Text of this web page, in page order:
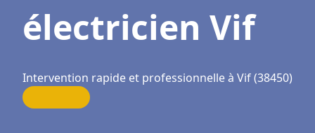
électricien Vif
Intervention rapide et professionnelle à Vif (38450)